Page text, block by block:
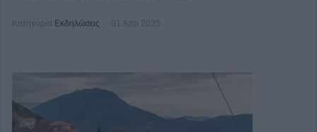
Κατηγορία Εκδηλώσεις 01 Απρ 2025